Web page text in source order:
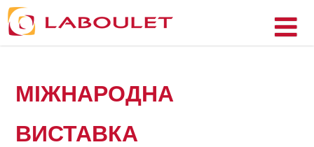
МІЖНАРОДНА
ВИСТАВКА